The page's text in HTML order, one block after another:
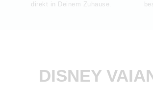
direkt in Deinem Zuhause.
DISNEY